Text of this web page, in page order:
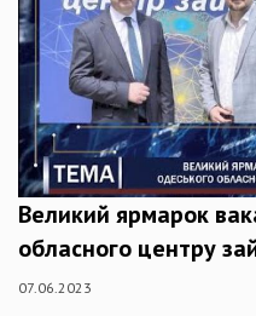
Великий ярмарок
обласного центру
07.06.2023